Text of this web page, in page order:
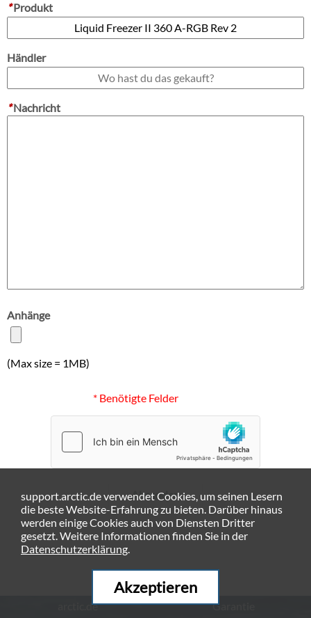
*Produkt
Händler
*Nachricht
Anhänge
(Max size = 1MB)
* Benötigte Felder
Absenden
arctic.de Garantie
support.arctic.de verwendet Cookies, um seinen Lesern
die beste Website-Erfahrung zu bieten. Darüber hinaus
werden einige Cookies auch von Diensten Dritter
gesetzt. Weitere Informationen finden Sie in der
Datenschutzerklärung.
Akzeptieren